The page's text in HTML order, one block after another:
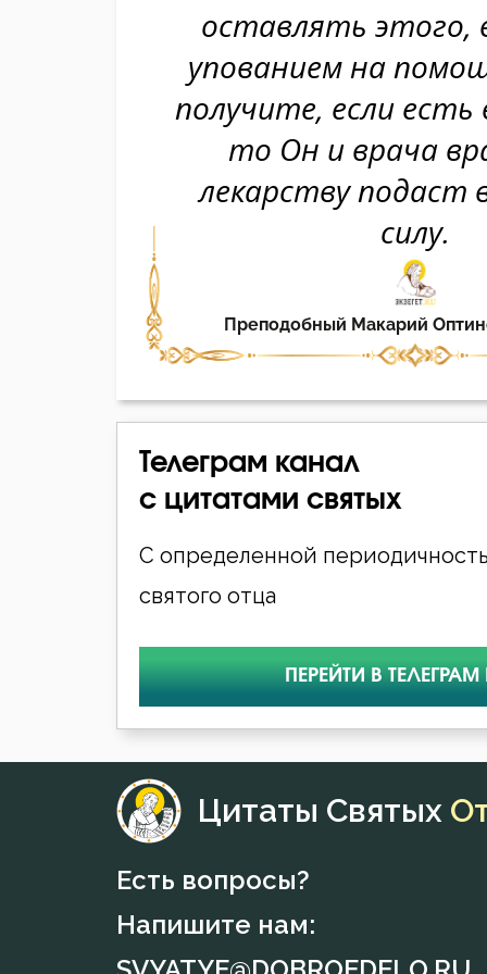
Телеграм канал
с цитатами святых
С определенной
святого отца
ПЕРЕЙТИ В
Цитаты Святых
Есть вопросы?
Напишите нам: